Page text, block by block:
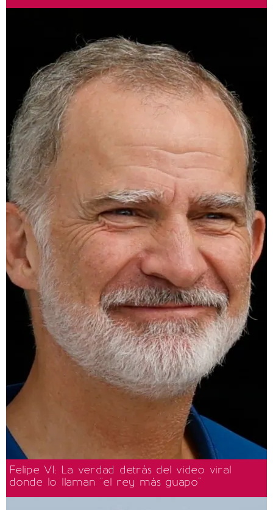
Felipe VI: La verdad detrás del video viral
donde lo llaman "el rey más guapo"